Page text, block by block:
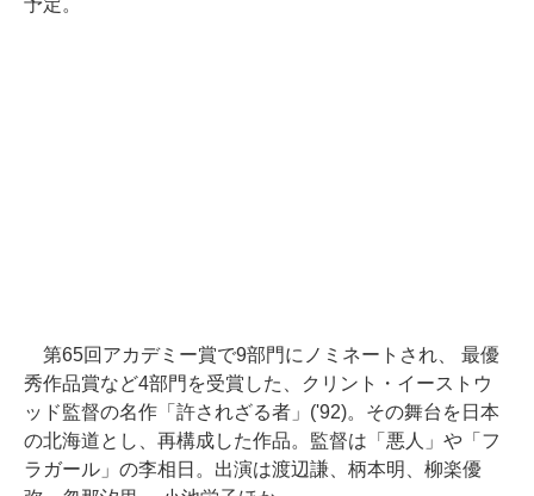
予定。
第65回アカデミー賞で9部門にノミネートされ、 最優
秀作品賞など4部門を受賞した、クリント・イーストウ
ッド監督の名作「許されざる者」('92)。その舞台を日本
の北海道とし、再構成した作品。監督は「悪人」や「フ
ラガール」の李相日。出演は渡辺謙、柄本明、柳楽優